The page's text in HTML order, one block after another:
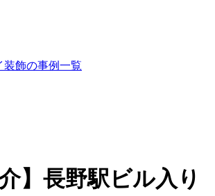
装飾の事例一覧
介】長野駅ビル入り